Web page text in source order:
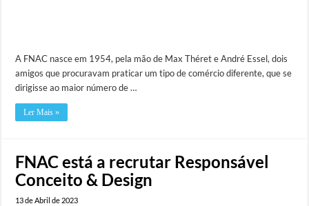
A FNAC nasce em 1954, pela mão de Max Théret e André Essel, dois
amigos que procuravam praticar um tipo de comércio diferente, que se
dirigisse ao maior número de …
Ler Mais »
FNAC está a recrutar Responsável
Conceito & Design
13 de Abril de 2023